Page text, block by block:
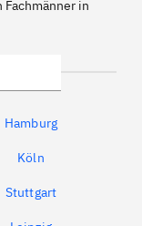
Fachmänner in
Hamburg
Köln
Stuttgart